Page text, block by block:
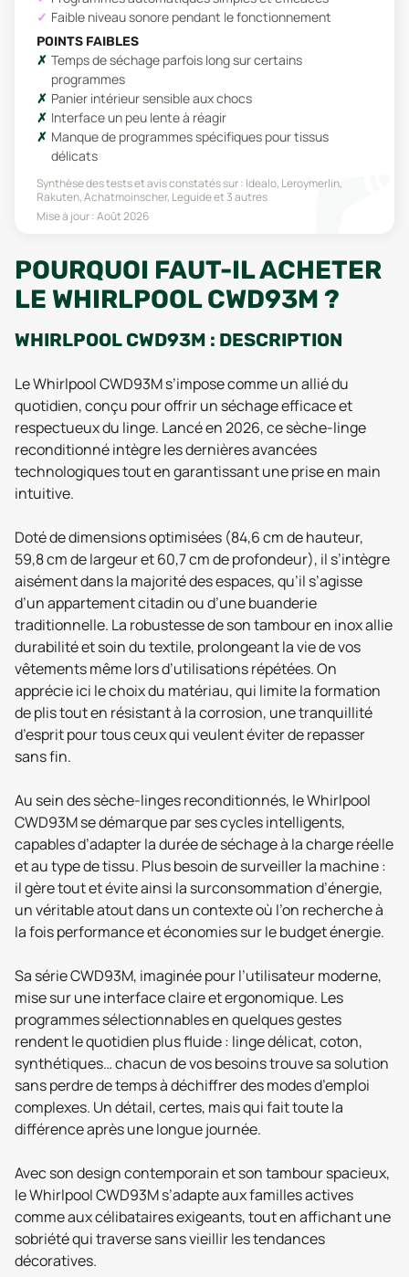
Faible niveau sonore pendant le fonctionnement
POINTS FAIBLES
Temps de séchage parfois long sur certains
programmes
Panier intérieur sensible aux chocs
Interface un peu lente à réagir
Manque de programmes spécifiques pour tissus
délicats
Synthèse des tests et avis constatés sur : Idealo, Leroymerlin,
Rakuten, Achatmoinscher, Leguideet 3 autres
Mise à jour :Août 2026
POURQUOI FAUT-IL ACHETER
LE WHIRLPOOL CWD93M ?
WHIRLPOOL CWD93M : DESCRIPTION
Le Whirlpool CWD93M s’impose comme un allié du
quotidien, conçu pour offrir un séchage efficace et
respectueux du linge. Lancé en 2026, ce sèche-linge
reconditionné intègre les dernières avancées
technologiques tout en garantissant une prise en main
intuitive.
Doté de dimensions optimisées (84,6 cm de hauteur,
59,8 cm de largeur et 60,7 cm de profondeur), il s’intègre
aisément dans la majorité des espaces, qu’il s’agisse
d’un appartement citadin ou d’une buanderie
traditionnelle. La robustesse de son tambour en inox allie
durabilité et soin du textile, prolongeant la vie de vos
vêtements même lors d’utilisations répétées. On
apprécie ici le choix du matériau, qui limite la formation
de plis tout en résistant à la corrosion, une tranquillité
d’esprit pour tous ceux qui veulent éviter de repasser
sans fin.
Au sein des sèche-linges reconditionnés, le Whirlpool
CWD93M se démarque par ses cycles intelligents,
capables d’adapter la durée de séchage à la charge réelle
et au type de tissu. Plus besoin de surveiller la machine :
il gère tout et évite ainsi la surconsommation d’énergie,
un véritable atout dans un contexte où l’on recherche à
la fois performance et économies sur le budget énergie.
Sa série CWD93M, imaginée pour l’utilisateur moderne,
mise sur une interface claire et ergonomique. Les
programmes sélectionnables en quelques gestes
rendent le quotidien plus fluide : linge délicat, coton,
synthétiques… chacun de vos besoins trouve sa solution
sans perdre de temps à déchiffrer des modes d’emploi
complexes. Un détail, certes, mais qui fait toute la
différence après une longue journée.
Avec son design contemporain et son tambour spacieux,
le Whirlpool CWD93M s’adapte aux familles actives
comme aux célibataires exigeants, tout en affichant une
sobriété qui traverse sans vieillir les tendances
décoratives.